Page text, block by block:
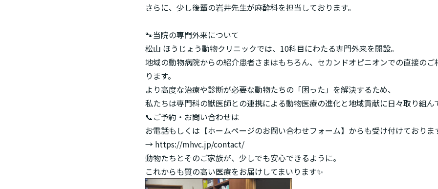
さらに、少し後輩の岩井先生が麻酔科を担当しております。
🐾当院の専門外来について
松山 ほうじょう動物クリニックでは、10科目にわたる専門外来を開設。
地域の動物病院からの紹介患者さまはもちろん、セカンドオピニオンでの直接の
ります。
より高度な治療や診断が必要な動物たちの「困った」を解決するため、
私たちは専門科の獣医師との連携による動物医療の進化と地域貢献に日々取り組ん
📞ご予約・お問い合わせは
お電話もしくは【ホームページのお問い合わせフォーム】からも受け付けておりま
→ https://mhvc.jp/contact/
動物たちとそのご家族が、少しでも安心できるように。
これからも質の高い医療をお届けしてまいります✨